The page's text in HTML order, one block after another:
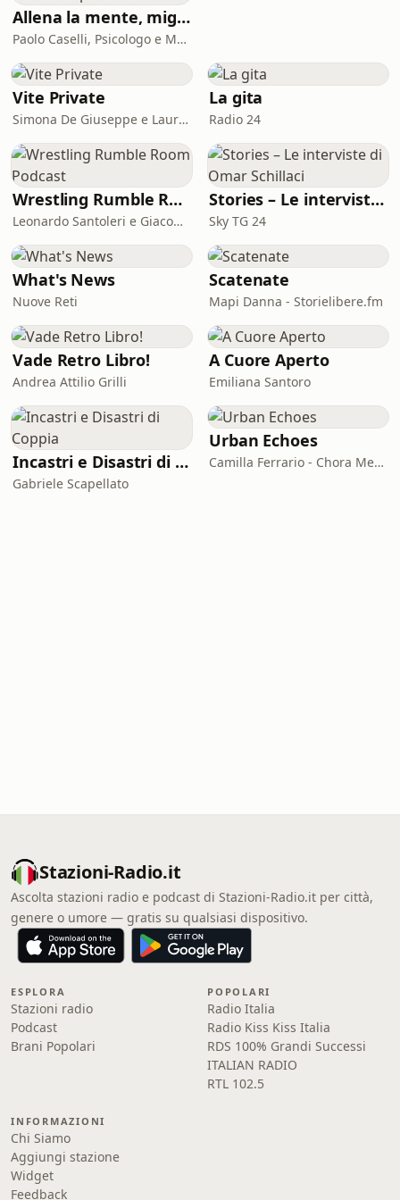
esperienza e linguaggio
chiaro.Musica di @Fabiro
Allena la mente, migliora la tua vita. Psicologia, mental training e crescita personale
Paolo Caselli, Psicologo e Mental Trainer
Vite Private
Simona De Giuseppe e Laura Marinaro
La gita
Radio 24
Wrestling Rumble Room Podcast
Leonardo Santoleri e Giacomo Toniaccini
Stories – Le interviste di Omar Schillaci
Sky TG 24
What's News
Nuove Reti
Scatenate
Mapi Danna - Storielibere.fm
Vade Retro Libro!
Andrea Attilio Grilli
A Cuore Aperto
Emiliana Santoro
Incastri e Disastri di Coppia
Gabriele Scapellato
Urban Echoes
Camilla Ferrario - Chora Media
Stazioni-Radio.it
Ascolta stazioni radio e podcast di Stazioni-Radio.it per città,
genere o umore — gratis su qualsiasi dispositivo.
ESPLORA
Stazioni radio
Podcast
Brani Popolari
POPOLARI
Radio Italia
Radio Kiss Kiss Italia
RDS 100% Grandi Successi
ITALIAN RADIO
RTL 102.5
INFORMAZIONI
Chi Siamo
Aggiungi stazione
Widget
Feedback